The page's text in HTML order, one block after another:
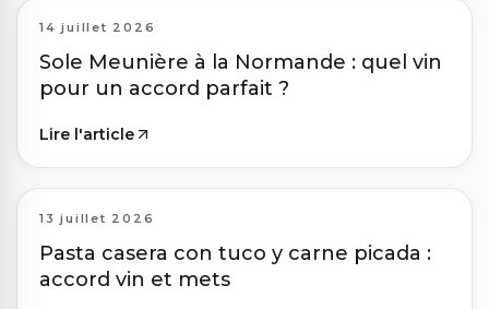
14 juillet 2026
Sole Meunière à la Normande : quel vin
pour un accord parfait ?
Lire l'article
13 juillet 2026
Pasta casera con tuco y carne picada :
accord vin et mets